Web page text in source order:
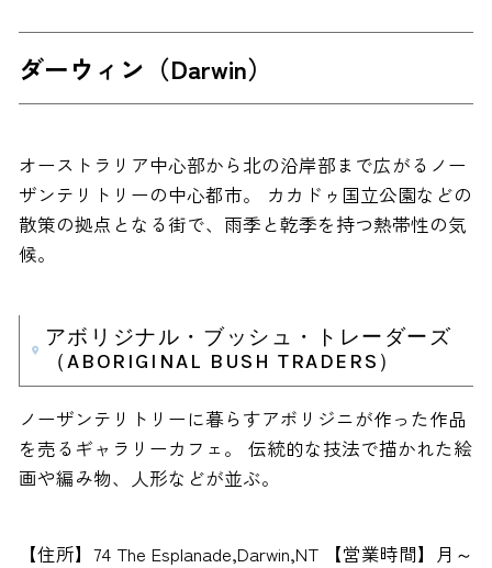
ダーウィン（Darwin）
オーストラリア中心部から北の沿岸部まで広がるノー
ザンテリトリーの中心都市。 カカドゥ国立公園などの
散策の拠点となる街で、雨季と乾季を持つ熱帯性の気
候。
アボリジナル・ブッシュ・トレーダーズ
（ABORIGINAL BUSH TRADERS）
ノーザンテリトリーに暮らすアボリジニが作った作品
を売るギャラリーカフェ。 伝統的な技法で描かれた絵
画や編み物、人形などが並ぶ。
【住所】74 The Esplanade,Darwin,NT 【営業時間】月～